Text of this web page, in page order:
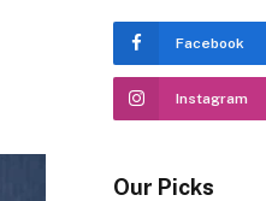
Facebook
Instagram
Our Picks